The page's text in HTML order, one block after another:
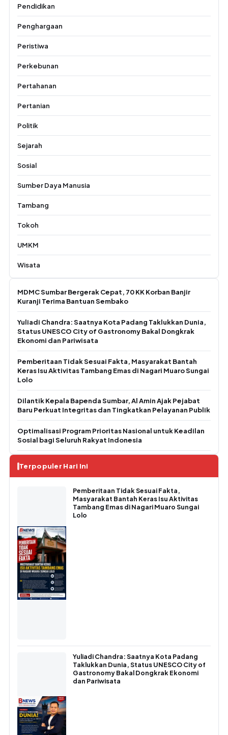
Pendidikan
Penghargaan
Peristiwa
Perkebunan
Pertahanan
Pertanian
Politik
Sejarah
Sosial
Sumber Daya Manusia
Tambang
Tokoh
UMKM
Wisata
MDMC Sumbar Bergerak Cepat, 70 KK Korban Banjir
Kuranji Terima Bantuan Sembako
Yuliadi Chandra: Saatnya Kota Padang Taklukkan Dunia,
Status UNESCO City of Gastronomy Bakal Dongkrak
Ekonomi dan Pariwisata
Pemberitaan Tidak Sesuai Fakta, Masyarakat Bantah
Keras Isu Aktivitas Tambang Emas di Nagari Muaro Sungai
Lolo
Dilantik Kepala Bapenda Sumbar, Al Amin Ajak Pejabat
Baru Perkuat Integritas dan Tingkatkan Pelayanan Publik
Optimalisasi Program Prioritas Nasional untuk Keadilan
Sosial bagi Seluruh Rakyat Indonesia
Terpopuler Hari Ini
Pemberitaan Tidak Sesuai Fakta,
Masyarakat Bantah Keras Isu Aktivitas
Tambang Emas di Nagari Muaro Sungai
Lolo
Yuliadi Chandra: Saatnya Kota Padang
Taklukkan Dunia, Status UNESCO City of
Gastronomy Bakal Dongkrak Ekonomi
dan Pariwisata